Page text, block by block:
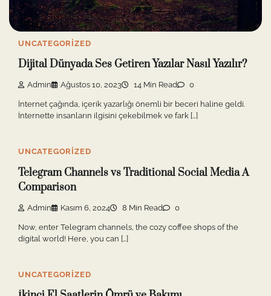
UNCATEGORIZED
Dijital Dünyada Ses Getiren Yazılar Nasıl Yazılır?
Admin Ağustos 10, 2023 14 Min Read 0
İnternet çağında, içerik yazarlığı önemli bir beceri haline geldi.
İnternette insanların ilgisini çekebilmek ve fark […]
UNCATEGORIZED
Telegram Channels vs Traditional Social Media A
Comparison
Admin Kasım 6, 2024 8 Min Read 0
Now, enter Telegram channels, the cozy coffee shops of the
digital world! Here, you can […]
UNCATEGORIZED